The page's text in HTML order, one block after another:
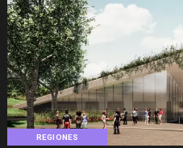
REGIONES